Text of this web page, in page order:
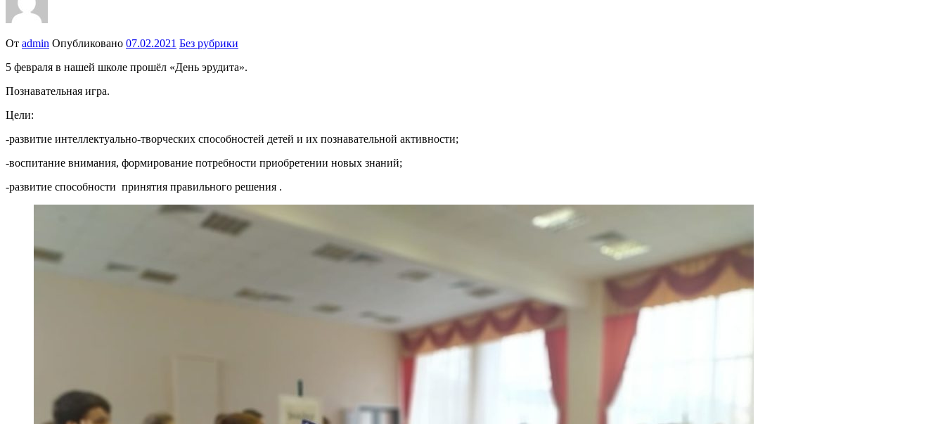
От admin Опубликовано 07.02.2021 Без рубрики
5 февраля в нашей школе прошёл «День эрудита».
Познавательная игра.
Цели:
-развитие интеллектуально-творческих способностей детей и их познавательной активности;
-воспитание внимания, формирование потребности приобретении новых знаний;
-развитие способности принятия правильного решения .